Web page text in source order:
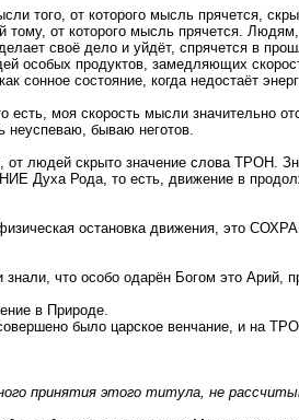
того, от которого мысль прячется,
от которого мысль прячется.
своё дело и уйдёт, спрячется в
особых продуктов, замедляющих
сонное состояние, когда недостаёт
моя скорость мысли значительно
неуспеваю, бываю неготов.
людей скрыто значение слова ТРОН.
Духа Рода, то есть, движение в
остановка движения, это
что особо одарён Богом это Арий,
в Природе.
было царское венчание, и на
принятия этого титула, не